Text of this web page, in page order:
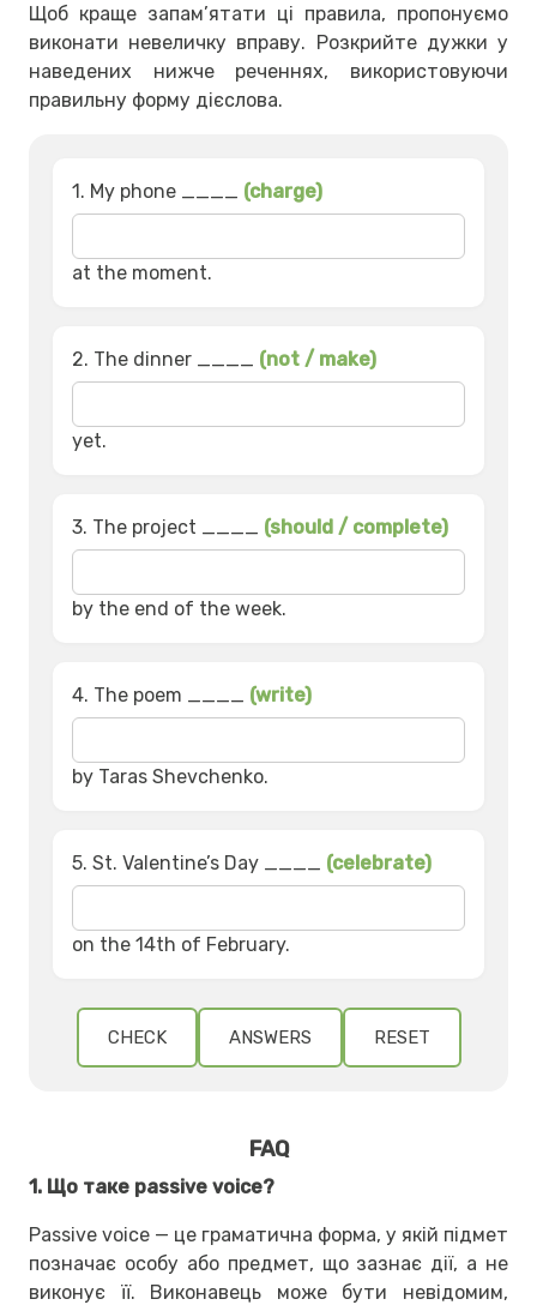
Щоб краще запам’ятати ці правила, пропонуємо
виконати невеличку вправу. Розкрийте дужки у
наведених нижче реченнях, використовуючи
правильну форму дієслова.
1. My phone ____ (charge)
at the moment.
2. The dinner ____ (not / make)
yet.
3. The project ____ (should / complete)
by the end of the week.
4. The poem ____ (write)
by Taras Shevchenko.
5. St. Valentine’s Day ____ (celebrate)
on the 14th of February.
CHECK ANSWERS RESET
FAQ
1. Що таке passive voice?
Passive voice — це граматична форма, у якій підмет
позначає особу або предмет, що зазнає дії, а не
виконує її. Виконавець може бути невідомим,